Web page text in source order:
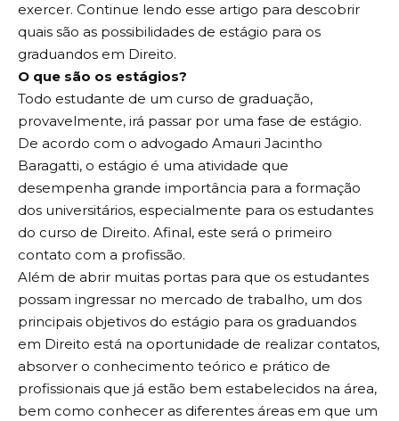
exercer. Continue lendo esse artigo para descobrir
quais são as possibilidades de estágio para os
graduandos em Direito.
O que são os estágios?
Todo estudante de um curso de graduação,
provavelmente, irá passar por uma fase de estágio.
De acordo com o advogado Amauri Jacintho
Baragatti, o estágio é uma atividade que
desempenha grande importância para a formação
dos universitários, especialmente para os estudantes
do curso de Direito. Afinal, este será o primeiro
contato com a profissão.
Além de abrir muitas portas para que os estudantes
possam ingressar no mercado de trabalho, um dos
principais objetivos do estágio para os graduandos
em Direito está na oportunidade de realizar contatos,
absorver o conhecimento teórico e prático de
profissionais que já estão bem estabelecidos na área,
bem como conhecer as diferentes áreas em que um